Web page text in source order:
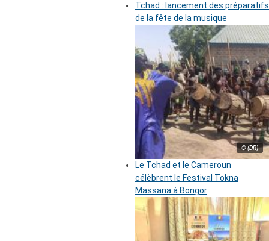
Tchad : lancement des préparatifs
de la fête de la musique
© (DR)
Le Tchad et le Cameroun
célèbrent le Festival Tokna
Massana à Bongor